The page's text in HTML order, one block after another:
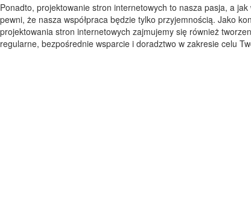
Ponadto, projektowanie stron internetowych to nasza pasja, a
pewni, że nasza współpraca będzie tylko przyjemnością. Jako
projektowania stron internetowych zajmujemy się również
regularne, bezpośrednie wsparcie i doradztwo w zakresie celu